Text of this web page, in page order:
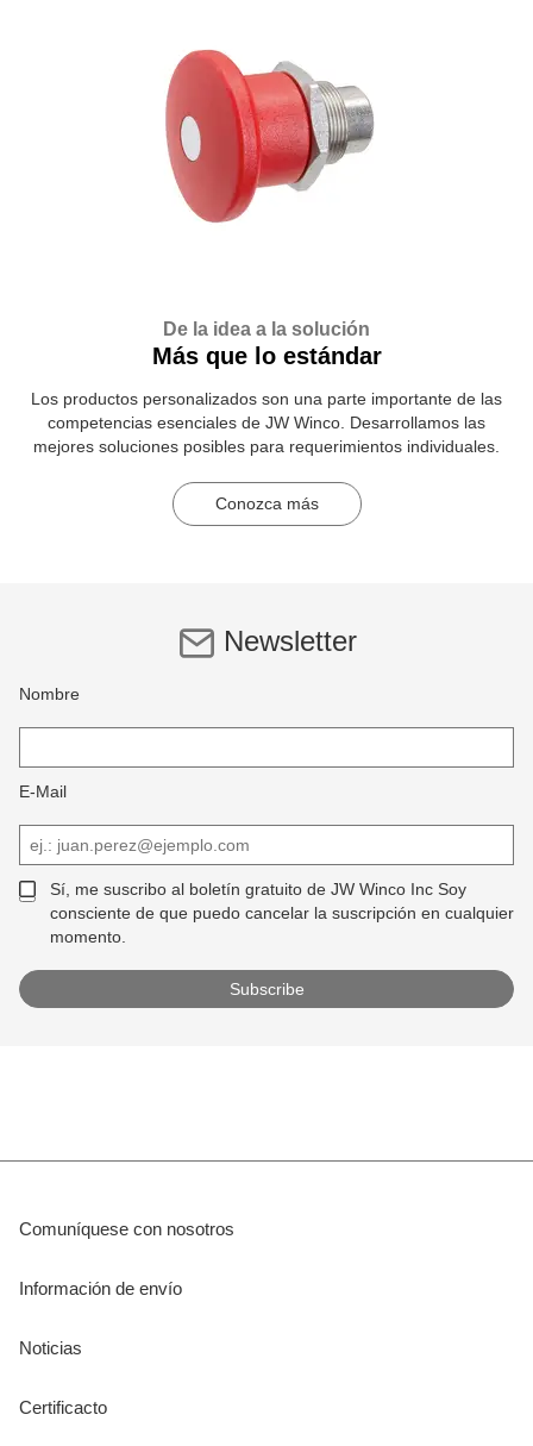
De la idea a la solución
Más que lo estándar
Los productos personalizados son una parte importante de las
competencias esenciales de JW Winco. Desarrollamos las
mejores soluciones posibles para requerimientos individuales.
Conozca más
Newsletter
Nombre
E-Mail
Sí, me suscribo al boletín gratuito de JW Winco Inc Soy
consciente de que puedo cancelar la suscripción en cualquier
momento.
Comuníquese con nosotros
Información de envío
Noticias
Certificacto